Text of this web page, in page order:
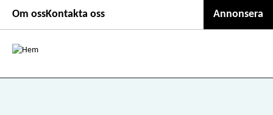
huvudinnehåll
Second
header
menu
Om ossKontakta oss Annonsera